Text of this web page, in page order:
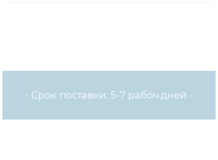
- Срок поставки: 5-7 рабоч.дней -